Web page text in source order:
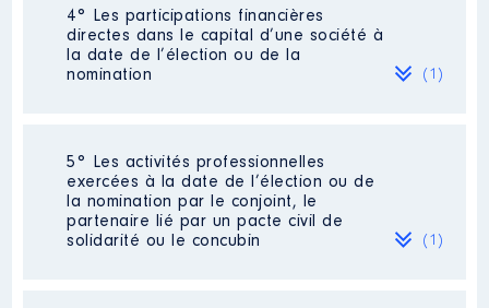
2019 20 781 €
Net
2020
23 645 €
Net
2021
24 000 €
Net
2022
Description
: Co-gérant
[Activité conservée]
Commentaire : SCI [Données non
06/2024
Rémunération ou gratification
:
4° Les participations financières
directes dans le capital d’une société à
la date de l’élection ou de la
nomination
(1)
Société : SCI [Données non publiées]
Commentaire : Pas de rémunération
[Données non publiées]
Evaluation: 600000 € │ Nombre de
5° Les activités professionnelles
exercées à la date de l’élection ou de
la nomination par le conjoint, le
partenaire lié par un pacte civil de
solidarité ou le concubin
(1)